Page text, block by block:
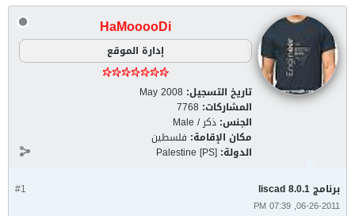
HaMooooDi
إدارة الموقع
تاريخ التسجيل: May 2008
المشاركات: 7768
الجنس: ذكر / Male
مكان الإقامة: فلسطين
الدولة: Palestine [PS]
#1 برنامج liscad 8.0.1
06-26-2011, 07:39 PM